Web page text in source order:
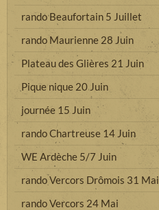
rando Beaufortain 5 Juillet
rando Maurienne 28 Juin
Plateau des Glières 21 Juin
Pique nique 20 Juin
journée 15 Juin
rando Chartreuse 14 Juin
WE Ardèche 5/7 Juin
rando Vercors Drômois 31 Mai
rando Vercors 24 Mai